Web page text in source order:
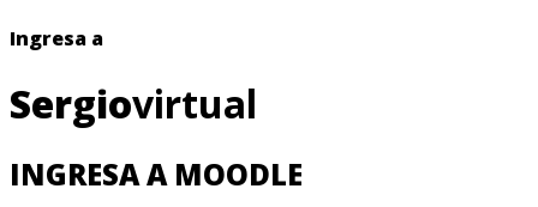
Ingresa a
Sergiovirtual
INGRESA A MOODLE